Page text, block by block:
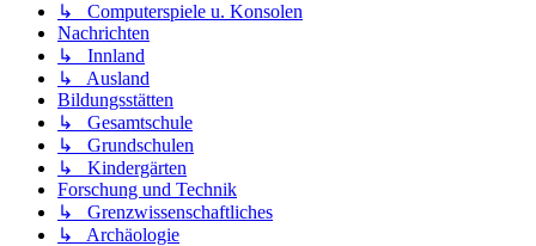
↳ Computerspiele u. Konsolen
Nachrichten
↳ Innland
↳ Ausland
Bildungsstätten
↳ Gesamtschule
↳ Grundschulen
↳ Kindergärten
Forschung und Technik
↳ Grenzwissenschaftliches
↳ Archäologie